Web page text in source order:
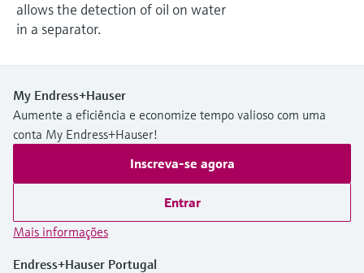
Device Viewer
Spare parts finder
Find spare parts by product root, order code,
or serial number
Medição de nível com pressão
Tecnologia Memosens
Comprar tudo
do processo para tomada de
decisões
allows the detection of oil on water
in a separator.
My Endress+Hauser
Aumente a eficiência e economize tempo valioso com uma
conta My Endress+Hauser!
Inscreva-se agora
Entrar
Mais informações
Endress+Hauser Portugal